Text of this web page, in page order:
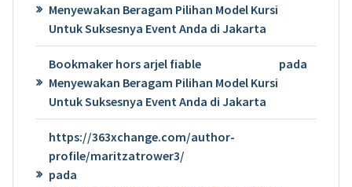
Menyewakan Beragam Pilihan Model Kursi
Untuk Suksesnya Event Anda di Jakarta
Bookmaker hors arjel fiable
pada
Menyewakan Beragam Pilihan Model Kursi
Untuk Suksesnya Event Anda di Jakarta
https://363xchange.com/author-
profile/maritzatrower3/
pada